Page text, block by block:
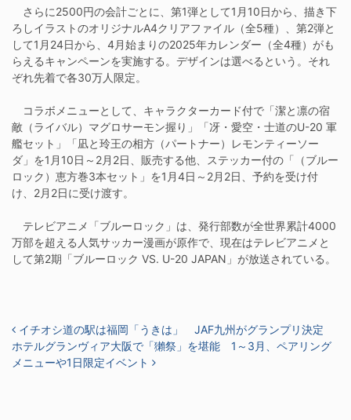
さらに2500円の会計ごとに、第1弾として1月10日から、描き下
ろしイラストのオリジナルA4クリアファイル（全5種）、第2弾と
して1月24日から、4月始まりの2025年カレンダー（全4種）がも
らえるキャンペーンを実施する。デザインは選べるという。それ
ぞれ先着で各30万人限定。
コラボメニューとして、キャラクターカード付で「潔と凛の宿
敵（ライバル）マグロサーモン握り」「冴・愛空・士道のU-20 軍
艦セット」「凪と玲王の相方（パートナー）レモンティーソー
ダ」を1月10日～2月2日、販売する他、ステッカー付の「（ブルー
ロック）恵方巻3本セット」を1月4日～2月2日、予約を受け付
け、2月2日に受け渡す。
テレビアニメ「ブルーロック」は、発行部数が全世界累計4000
万部を超える人気サッカー漫画が原作で、現在はテレビアニメと
して第2期「ブルーロック VS. U-20 JAPAN」が放送されている。
投稿ナビゲーション
イチオシ道の駅は福岡「うきは」 JAF九州がグランプリ決定
ホテルグランヴィア大阪で「獺祭」を堪能 1～3月、ペアリング
メニューや1日限定イベント